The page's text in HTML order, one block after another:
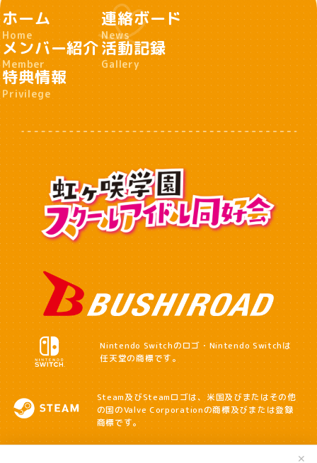
✕
ホーム
Home
連絡ボード
News
メンバー紹介
Member
活動記録
Gallery
特典情報
Privilege
Nintendo Switchのロゴ・Nintendo Switchは
任天堂の商標です。
Steam及びSteamロゴは、米国及びまたはその他
の国のValve Corporationの商標及びまたは登録
商標です。